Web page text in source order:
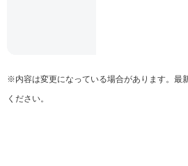
※内容は変更になっている場合があります。最
ください。